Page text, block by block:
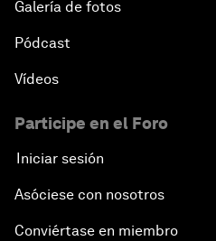
Galería de fotos
Pódcast
Vídeos
Participe en el Foro
Iniciar sesión
Asóciese con nosotros
Conviértase en miembro